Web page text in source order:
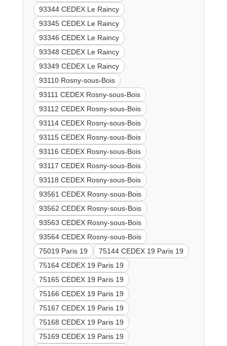
93344 CEDEX Le Raincy
93345 CEDEX Le Raincy
93346 CEDEX Le Raincy
93348 CEDEX Le Raincy
93349 CEDEX Le Raincy
93110 Rosny-sous-Bois
93111 CEDEX Rosny-sous-Bois
93112 CEDEX Rosny-sous-Bois
93114 CEDEX Rosny-sous-Bois
93115 CEDEX Rosny-sous-Bois
93116 CEDEX Rosny-sous-Bois
93117 CEDEX Rosny-sous-Bois
93118 CEDEX Rosny-sous-Bois
93561 CEDEX Rosny-sous-Bois
93562 CEDEX Rosny-sous-Bois
93563 CEDEX Rosny-sous-Bois
93564 CEDEX Rosny-sous-Bois
75019 Paris 19
75144 CEDEX 19 Paris 19
75164 CEDEX 19 Paris 19
75165 CEDEX 19 Paris 19
75166 CEDEX 19 Paris 19
75167 CEDEX 19 Paris 19
75168 CEDEX 19 Paris 19
75169 CEDEX 19 Paris 19